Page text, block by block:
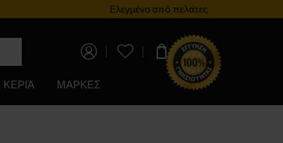
Πρόγραμμα επιβράβευσηςΕλεγμένο από πελάτες
0,00 €
ΚΕΡΙΆ ΜΑΡΚΕΣ